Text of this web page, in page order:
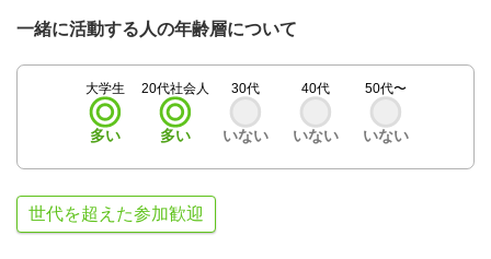
一緒に活動する人の年齢層について
大学生
多い
20代社会人
多い
30代
いない
40代
いない
50代〜
いない
世代を超えた参加歓迎